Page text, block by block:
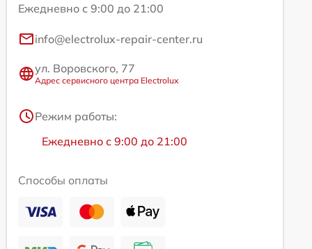
Ежедневно с 9:00 до 21:00
info@electrolux-repair-center.ru
ул. Воровского, 77
Адрес сервисного центра Electrolux
Режим работы:
Ежедневно с 9:00 до 21:00
Способы оплаты